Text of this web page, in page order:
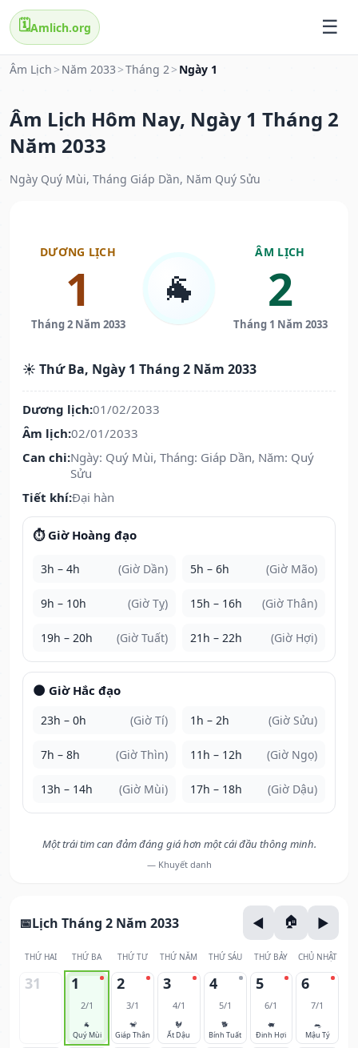
🗓️Amlich.org
Âm Lịch > Năm 2033 >Tháng 2> Ngày 1
Âm Lịch Hôm Nay, Ngày 1 Tháng 2
Năm 2033
Ngày Quý Mùi, Tháng Giáp Dần, Năm Quý Sửu
DƯƠNG LỊCH
1
Tháng 2 Năm 2033
🐐
ÂM LỊCH
2
Tháng 1 Năm 2033
☀️ Thứ Ba, Ngày 1 Tháng 2 Năm 2033
Dương lịch:01/02/2033
Âm lịch:02/01/2033
Can chi:Ngày: Quý Mùi, Tháng: Giáp Dần, Năm: Quý
Sửu
Tiết khí:Đại hàn
⏱️ Giờ Hoàng đạo
3h – 4h (Giờ Dần) 5h – 6h (Giờ Mão)
9h – 10h (Giờ Tỵ) 15h – 16h (Giờ Thân)
19h – 20h (Giờ Tuất) 21h – 22h (Giờ Hợi)
🌑 Giờ Hắc đạo
23h – 0h (Giờ Tí) 1h – 2h (Giờ Sửu)
7h – 8h (Giờ Thìn) 11h – 12h (Giờ Ngọ)
13h – 14h (Giờ Mùi) 17h – 18h (Giờ Dậu)
Một trái tim can đảm đáng giá hơn một cái đầu thông minh.
— Khuyết danh
Lịch Tháng 2 Năm 2033
THỨ HAI THỨ BA THỨ TƯ THỨ NĂM THỨ SÁU THỨ BẢY CHỦ NHẬT
31 1
2/1
🐐
Quý Mùi
2
3/1
🐒
Giáp Thân
3
4/1
🐓
Ất Dậu
4
5/1
🐕
Bính Tuất
5
6/1
🐖
Đinh Hợi
6
7/1
🐀
Mậu Tý